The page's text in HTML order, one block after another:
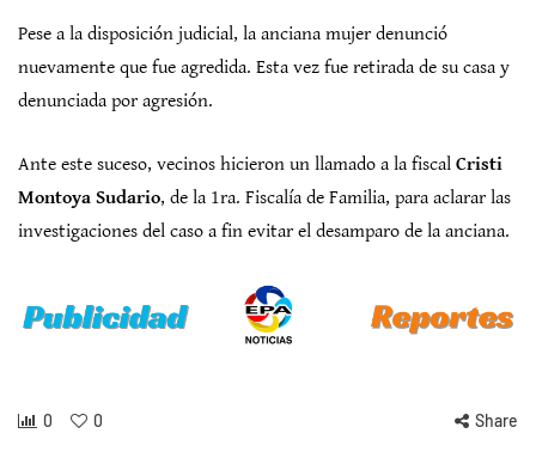
Pese a la disposición judicial, la anciana mujer denunció
nuevamente que fue agredida. Esta vez fue retirada de su casa y
denunciada por agresión.
Ante este suceso, vecinos hicieron un llamado a la fiscal Cristi
Montoya Sudario, de la 1ra. Fiscalía de Familia, para aclarar las
investigaciones del caso a fin evitar el desamparo de la anciana.
0 0 Share